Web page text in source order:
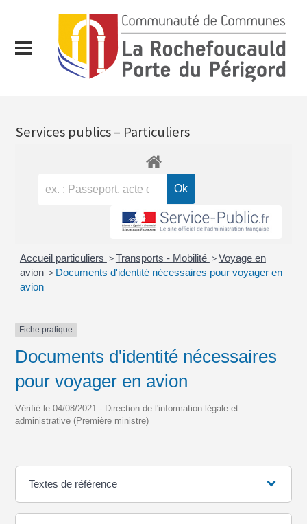
Services publics – Particuliers
Accueil particuliers >Transports - Mobilité >Voyage en
avion > Documents d'identité nécessaires pour voyager en
avion
Fiche pratique
Documents d'identité nécessaires
pour voyager en avion
Vérifié le 04/08/2021 - Direction de l'information légale et
administrative (Première ministre)
Textes de référence